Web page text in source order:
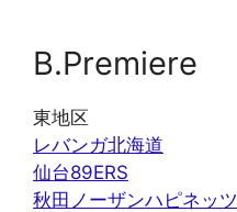
B.Premiere
東地区
レバンガ北海道
仙台89ERS
秋田ノーザンハピネッツ